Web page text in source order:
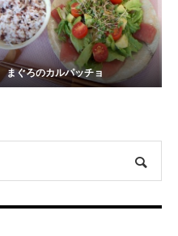
まぐろのカルパッチョ